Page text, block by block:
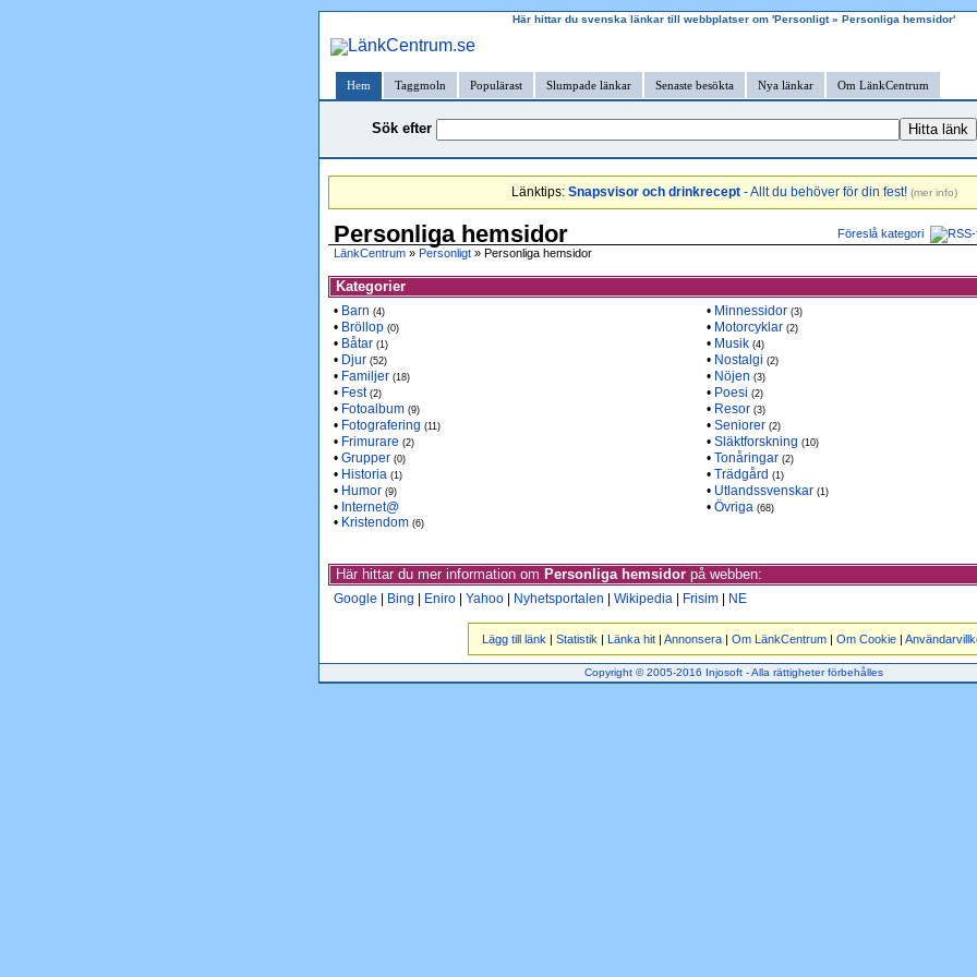
Här hittar du svenska länkar till webbplatser om 'Personligt » Personliga hemsidor'
Hem Taggmoln Populärast Slumpade länkar Senaste besökta Nya länkar Om LänkCentrum
Sök efter
Länktips: Snapsvisor och drinkrecept- Allt du behöver för din fest! (mer info)
Personliga hemsidor
Föreslå kategori
LänkCentrum » Personligt » Personliga hemsidor
Kategorier
• Barn (4)
• Bröllop (0)
• Båtar (1)
• Djur (52)
• Familjer (18)
• Fest (2)
• Fotoalbum (9)
• Fotografering (11)
• Frimurare (2)
• Grupper (0)
• Historia (1)
• Humor (9)
• Internet@
• Kristendom (6)
• Minnessidor (3)
• Motorcyklar (2)
• Musik (4)
• Nostalgi (2)
• Nöjen (3)
• Poesi (2)
• Resor (3)
• Seniorer (2)
• Släktforskning (10)
• Tonåringar (2)
• Trädgård (1)
• Utlandssvenskar (1)
• Övriga (68)
Här hittar du mer information om Personliga hemsidor på webben:
Google Bing Eniro Yahoo Nyhetsportalen Wikipedia Frisim NE
Lägg till länk | Statistik | Länka hit| Annonsera| Om LänkCentrum| Om Cookie|
Copyright © 2005-2016 Injosoft - Alla rättigheter förbehålles